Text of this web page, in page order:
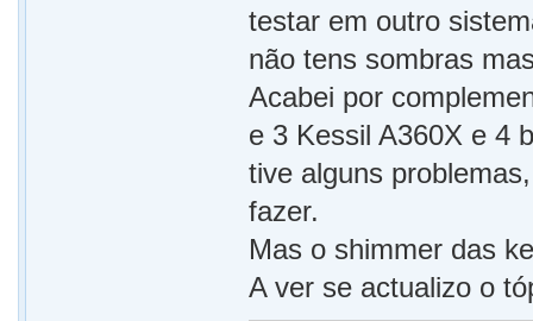
testar em outro
não tens sombras
Acabei por
e 3 Kessil A360X e 4
tive alguns
fazer.
Mas o shimmer das
A ver se actualizo o